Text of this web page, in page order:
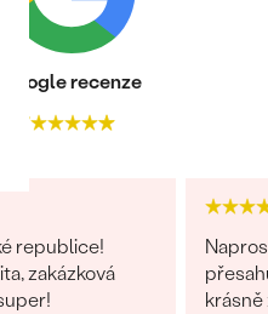
Google recenze
4.7
republice!
zakázková
krásně